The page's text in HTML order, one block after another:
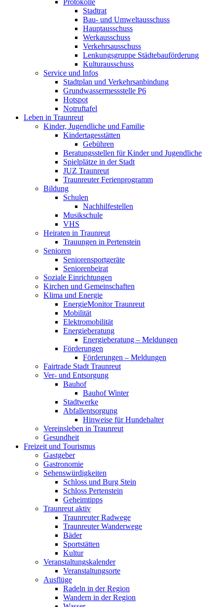
Protokolle
Stadtrat
Bau- und Umweltausschuss
Hauptausschuss
Werkausschuss
Verkehrsausschuss
Lenkungsgruppe Städtebauförderung
Kulturausschuss
Service und Infos
Stadtplan und Verkehrsanbindung
Grundwassermessstelle P6
Hotspot
Notruftafel
Leben in Traunreut
Kinder, Jugendliche und Familie
Kindertagesstätten
Gebühren
Beratungsstellen für Kinder und Jugendliche
Spielplätze in der Stadt
JUZ Traunreut
Traunreuter Ferienprogramm
Bildung
Schulen
Nachhilfestellen
Musikschule
VHS
Heiraten in Traunreut
Trauungen in Pertenstein
Senioren
Seniorensportgeräte
Seniorenbeirat
Soziale Einrichtungen
Kirchen und Gemeinschaften
Klima und Energie
EnergieMonitor Traunreut
Mobilität
Elektromobilität
Energieberatung
Energieberatung – Meldungen
Förderungen
Förderungen – Meldungen
Fairtrade Stadt Traunreut
Ver- und Entsorgung
Bauhof
Bauhof Winter
Stadtwerke
Abfallentsorgung
Hinweise für Hundehalter
Vereinsleben in Traunreut
Gesundheit
Freizeit und Tourismus
Gastgeber
Gastronomie
Sehenswürdigkeiten
Schloss und Burg Stein
Schloss Pertenstein
Geheimtipps
Traunreut aktiv
Traunreuter Radwege
Traunreuter Wanderwege
Bäder
Sportstätten
Kultur
Veranstaltungskalender
Veranstaltungsorte
Ausflüge
Radeln in der Region
Wandern in der Region